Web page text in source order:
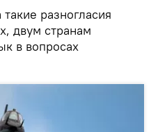
разногласия
двум странам
в вопросах